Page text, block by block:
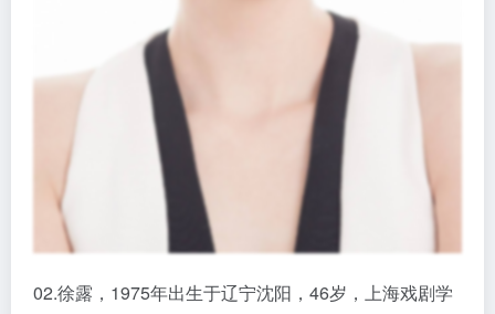
02.徐露，1975年出生于辽宁沈阳，46岁，上海戏剧学